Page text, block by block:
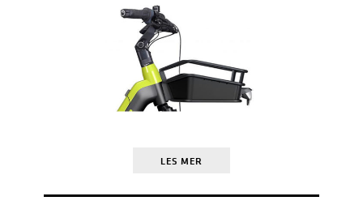
LES MER